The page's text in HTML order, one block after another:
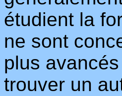
étudient la
ne sont
plus
trouver un